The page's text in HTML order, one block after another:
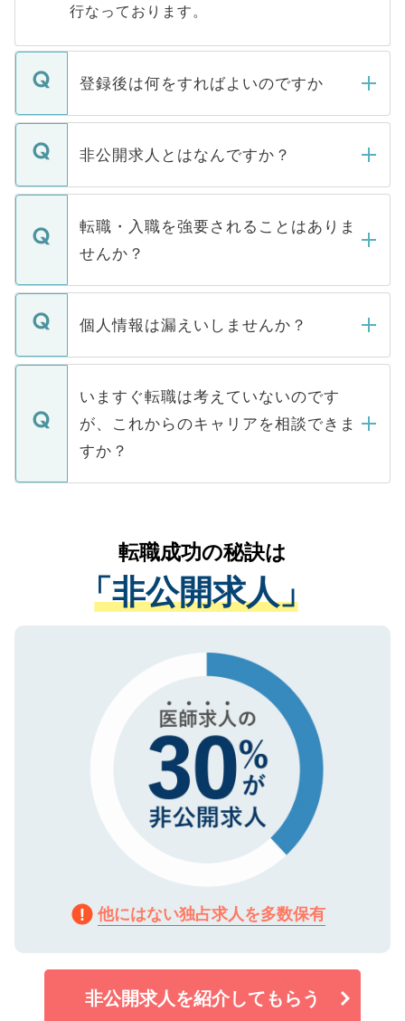
行なっております。
登録後は何をすればよいのですか
ご登録いただきましたら、弊社担当者がご
登録内容を確認し、その後メールもしくは
ます。通常、5営業日以内にはご連絡をせて
いただきますので、しばらくお待ちくださ
い。
非公開求人とはなんですか？
マイナビDOCTORで取り扱っている求人の
うち約3割は、Webサイトからご覧いただ
けない「非公開求人」です。非公開求人は
下記の理由によって、一般には公開してい
ません。
■応募殺到を避けるため 人気のある医療機
関を公にしてしまうと、応募が殺到する場
に、医療機関が求める条件に合った人材の
みを人材紹介会社に依頼するケースが増え
ています。
転職・入職を強要されることはありま
せんか？
転職・入職を強要することは一切ありませ
ん。また、仮に応募先から内定をいただい
定を承諾する必要はありません。内定先へ
の辞退の連絡はキャリアパートナーが行い
ますので、ご安心ください。
個人情報は漏えいしませんか？
個人情報が漏えいすることはありませんの
で、ご安心ください。当サイトからの登録
などで収集したご登録者様の個人情報は、
ご本人のキャリアアップおよび転職活動の
支援を目的に使用いたします。お預かりし
ているすべての個人データはご本人の許可
は、個人情報の取り扱いについての厳密な
管理基準を満たした事業者のみに付与され
る、プライバシーマークを取得済みです。
ご登録いただいた個人情報は、SSL（デー
で、機密保持に関してもご安心ください。
いますぐ転職は考えていないのです
が、これからのキャリアを相談できま
すか？
かがいして、現在の医療機関の状況や紹介
経験をまじえながら、適切なアドバイスを
させていただきます。すぐにご転職をされ
ない方には、長期的なサポートが可能です
ので、まずはご登録ください。
転職成功の秘訣は
「非公開求人」
他にはない独占求人を多数保有
非公開求人を紹介してもらう